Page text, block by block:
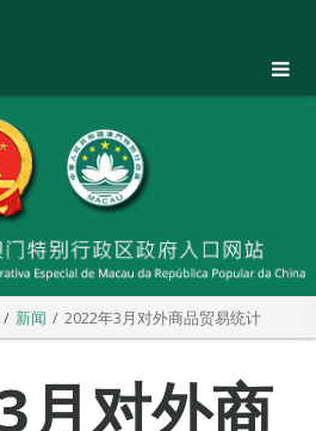
新闻 2022年3月对外商品贸易统计
月对外商